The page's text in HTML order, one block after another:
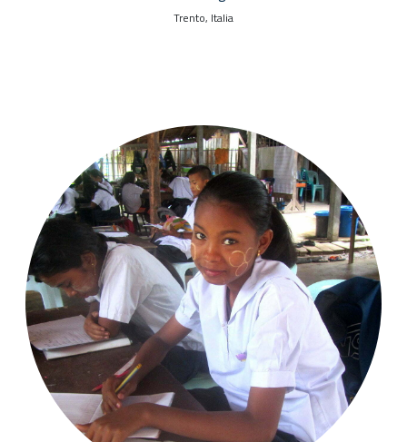
Trento, Italia